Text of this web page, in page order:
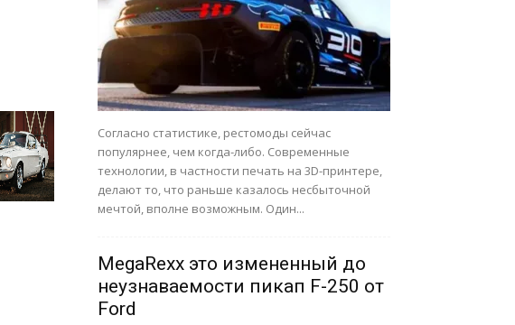
Согласно статистике, рестомоды сейчас
популярнее, чем когда-либо. Современные
технологии, в частности печать на 3D-принтере,
делают то, что раньше казалось несбыточной
мечтой, вполне возможным. Один...
MegaRexx это измененный до
неузнаваемости пикап F-250 от
Ford